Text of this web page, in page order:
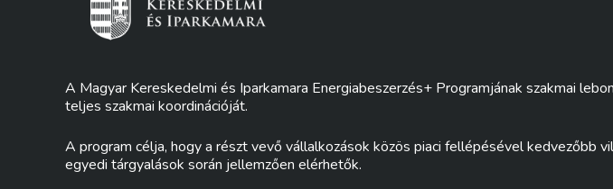
A Magyar Kereskedelmi és Iparkamara Energiabeszerzés+ Programjának szakmai
teljes szakmai koordinációját.
A program célja, hogy a részt vevő vállalkozások közös piaci fellépésével
egyedi tárgyalások során jellemzően elérhetők.